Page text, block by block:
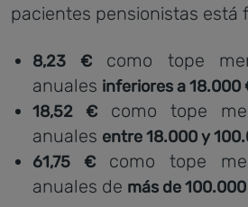
pacientes pensionistas está
8,23 €como tope
anuales inferiores a 18.000
18,52 € como tope
anuales entre 18.000 y
61,75 €como tope
anuales de más de